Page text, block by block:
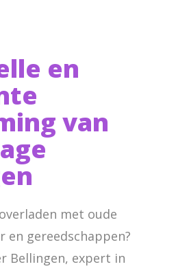
en
van
met oude
gereedschappen?
Bellingen, expert in